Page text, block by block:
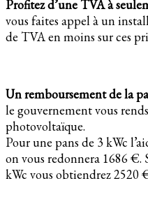
Profitez d’une TVA à
vous faites appel à un
de TVA en moins sur ces
Un remboursement de la
le gouvernement vous
photovoltaïque.
Pour une pans de 3 kWc
on vous redonnera 1686 €.
kWc vous obtiendrez 2520